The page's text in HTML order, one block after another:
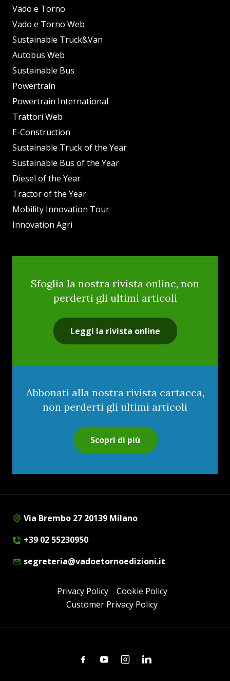
Vado e Torno
Vado e Torno Web
Sustainable Truck&Van
Autobus Web
Sustainable Bus
Powertrain
Powertrain International
Trattori Web
E-Construction
Sustainable Truck of the Year
Sustainable Bus of the Year
Diesel of the Year
Tractor of the Year
Mobility Innovation Tour
Innovation Agri
Sfoglia la nostra rivista online, non
perderti gli ultimi articoli
Leggi la rivista online
Abbonati alla nostra rivista cartacea,
non perderti gli ultimi articoli
Scopri di più
Via Brembo 27 20139 Milano
+39 02 55230950
segreteria@vadoetornoedizioni.it
Privacy Policy
Cookie Policy
Customer Privacy Policy
FacebookYoutubeInstagramLinkedin